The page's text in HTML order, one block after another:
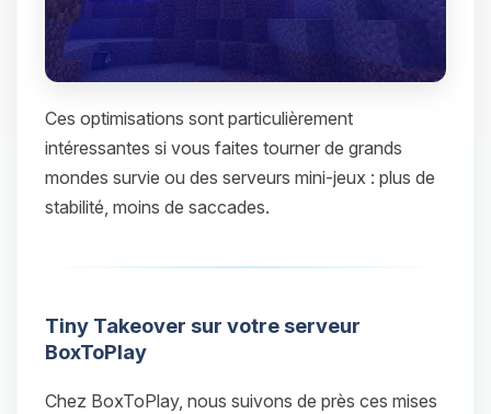
Ces optimisations sont particulièrement
intéressantes si vous faites tourner de grands
mondes survie ou des serveurs mini-jeux : plus de
stabilité, moins de saccades.
Tiny Takeover sur votre serveur
BoxToPlay
Chez BoxToPlay, nous suivons de près ces mises